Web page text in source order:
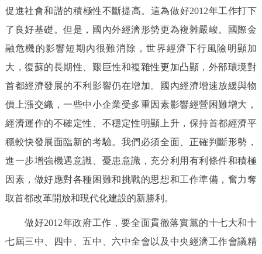
促進社會和諧的積極性不斷提高。這為做好2012年工作打下
了良好基礎。但是，國內外經濟形勢更為複雜嚴峻。國際金
融危機的影響短期內很難消除，世界經濟下行風險明顯加
大，復蘇的長期性、艱巨性和複雜性更加凸顯，外部環境對
首都經濟發展的不利影響仍在增加。國內經濟增速放緩與物
價上漲交織，一些中小企業受多重因素影響經營困難增大，
經濟運作的不確定性、不穩定性明顯上升，保持首都經濟平
穩較快發展面臨新的考驗。我們必須全面、正確判斷形勢，
進一步增強機遇意識、憂患意識，充分利用有利條件和積極
因素，做好應對各種困難和挑戰的思想和工作準備，奮力奪
取首都改革開放和現代化建設的新勝利。
做好2012年政府工作，要全面貫徹落實黨的十七大和十
七屆三中、四中、五中、六中全會以及中央經濟工作會議精